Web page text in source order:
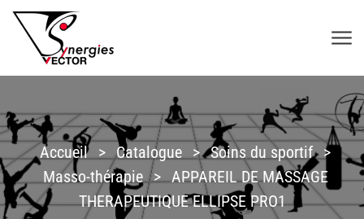
Aller au contenu
SYNERGIES VECTOR
Accueil > Catalogue > Soins du sportif >
Masso-thérapie > APPAREIL DE MASSAGE
THERAPEUTIQUE ELLIPSE PRO1